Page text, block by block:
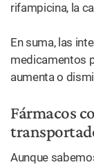
rifampicina, la
En suma, las
medicamentos
aumenta o
Fármacos
Aunque